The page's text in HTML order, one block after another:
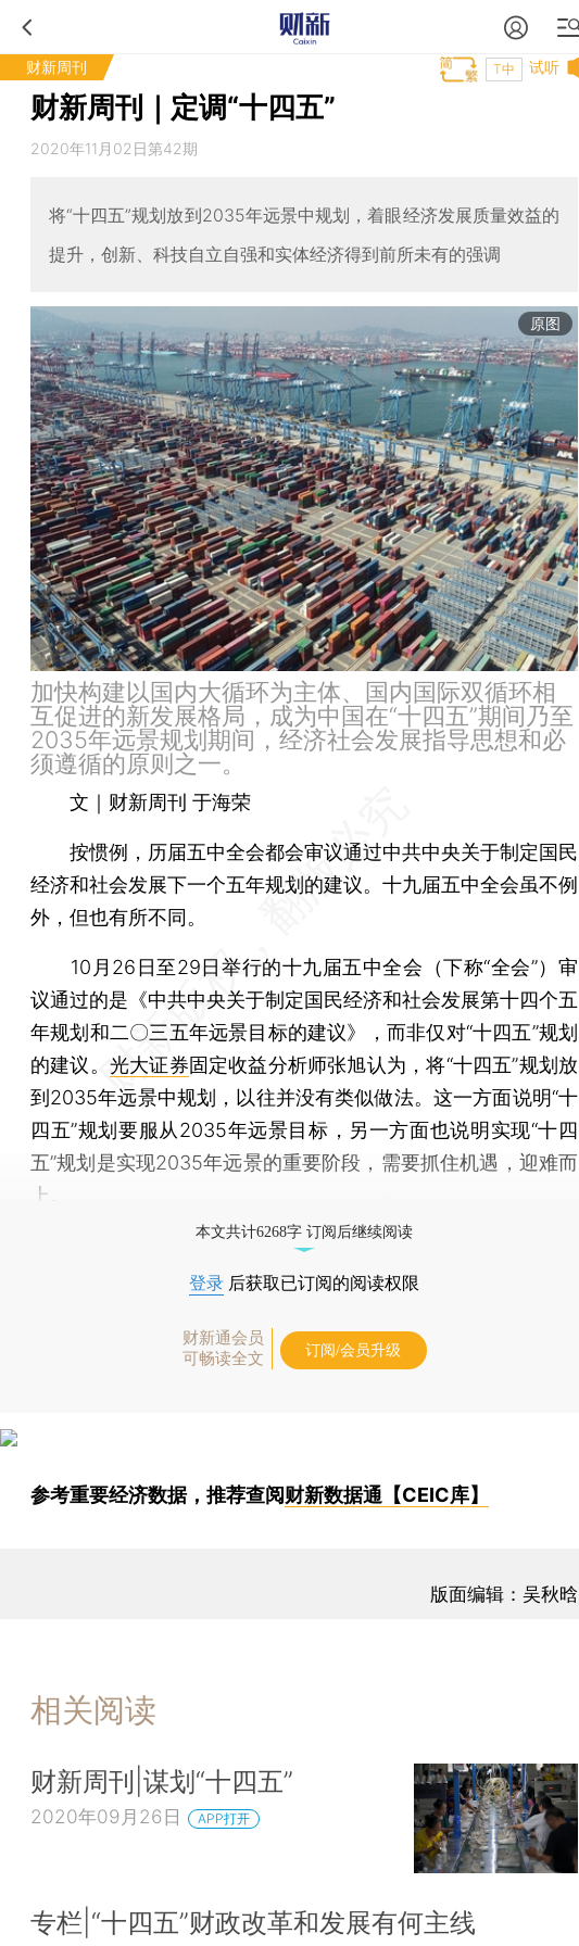
财新周刊 试听
T中
财新周刊｜定调“十四五”
2020年11月02日第42期
将“十四五”规划放到2035年远景中规划，着眼经济发展质量效益的
提升，创新、科技自立自强和实体经济得到前所未有的强调
原图
加快构建以国内大循环为主体、国内国际双循环相
互促进的新发展格局，成为中国在“十四五”期间乃至
2035年远景规划期间，经济社会发展指导思想和必
须遵循的原则之一。
文｜财新周刊 于海荣
按惯例，历届五中全会都会审议通过中共中央关于制定国民
经济和社会发展下一个五年规划的建议。十九届五中全会虽不例
外，但也有所不同。
10月26日至29日举行的十九届五中全会（下称“全会”）审
议通过的是《中共中央关于制定国民经济和社会发展第十四个五
年规划和二〇三五年远景目标的建议》，而非仅对“十四五”规划
的建议。 光大证券固定收益分析师张旭认为，将“十四五”规划放
到2035年远景中规划，以往并没有类似做法。这一方面说明“十
四五”规划要服从2035年远景目标，另一方面也说明实现“十四
五”规划是实现2035年远景的重要阶段，需要抓住机遇，迎难而
上。
本文共计6268字 订阅后继续阅读
登录 后获取已订阅的阅读权限
财新通会员
可畅读全文
订阅/会员升级
参考重要经济数据，推荐查阅财新数据通【CEIC库】
版面编辑：吴秋晗
相关阅读
财新周刊|谋划“十四五”
2020年09月26日 APP打开
专栏|“十四五”财政改革和发展有何主线